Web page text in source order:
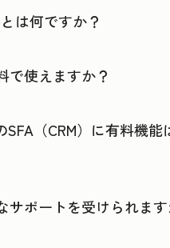
は何ですか？
で使えますか？
SFA（CRM）に有料機能
サポートを受けられます